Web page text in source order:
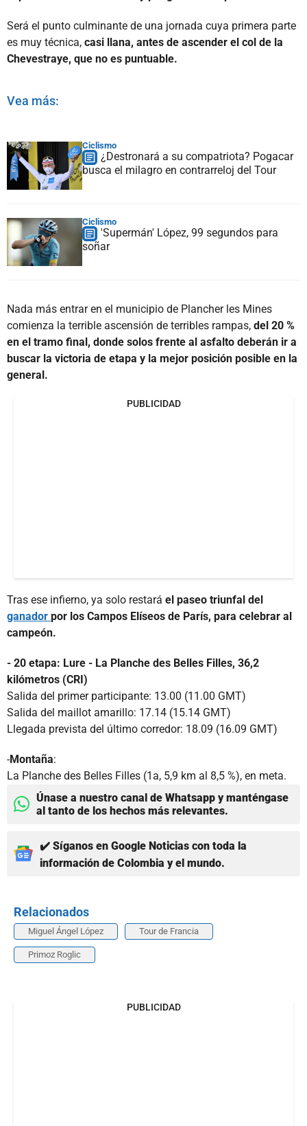
Será el punto culminante de una jornada cuya primera parte
es muy técnica, casi llana, antes de ascender el col de la
Chevestraye, que no es puntuable.
Vea más:
Ciclismo
¿Destronará a su compatriota? Pogacar
busca el milagro en contrarreloj del Tour
Ciclismo
'Supermán' López, 99 segundos para
soñar
Nada más entrar en el municipio de Plancher les Mines
comienza la terrible ascensión de terribles rampas, del 20 %
en el tramo final, donde solos frente al asfalto deberán ir a
buscar la victoria de etapa y la mejor posición posible en la
general.
PUBLICIDAD
Tras ese infierno, ya solo restará el paseo triunfal del
ganador por los Campos Elíseos de París, para celebrar al
campeón.
- 20 etapa: Lure - La Planche des Belles Filles, 36,2
kilómetros (CRI)
Salida del primer participante: 13.00 (11.00 GMT)
Salida del maillot amarillo: 17.14 (15.14 GMT)
Llegada prevista del último corredor: 18.09 (16.09 GMT)
-Montaña:
La Planche des Belles Filles (1a, 5,9 km al 8,5 %), en meta.
Únase a nuestro canal de Whatsapp y manténgase
al tanto de los hechos más relevantes.
✔️ Síganos en Google Noticias con toda la
información de Colombia y el mundo.
Relacionados
Miguel Ángel López Tour de Francia
Primoz Roglic
PUBLICIDAD